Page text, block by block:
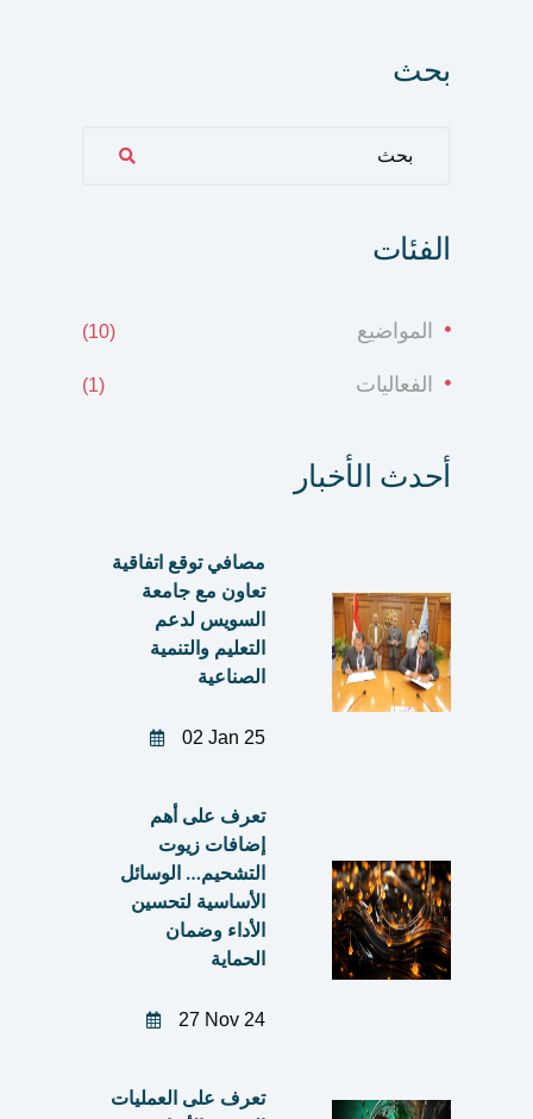
بحث
الفئات
المواضيع (10)
الفعاليات (1)
أحدث الأخبار
مصافي توقع اتفاقية
تعاون مع جامعة
السويس لدعم
التعليم والتنمية
الصناعية
02 Jan 25
تعرف على أهم
إضافات زيوت
التشحيم… الوسائل
الأساسية لتحسين
الأداء وضمان
الحماية
27 Nov 24
تعرف على العمليات